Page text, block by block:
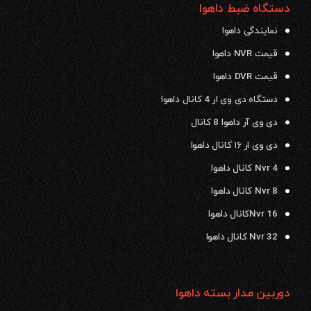
دستگاه ضبط داهوا
نمایندگی داهوا
قیمت NVR داهوا
قیمت DVR داهوا
دستگاه دی وی ار 4 کانال داهوا
دی وی آر داهوا 8 کانال
دی وی ار ۱۶ کانال داهوا
Nvr 4 کانال داهوا
Nvr 8 کانال داهوا
Nvr 16کانال داهوا
Nvr 32 کانال داهوا
دوربین مدار بسته داهوا